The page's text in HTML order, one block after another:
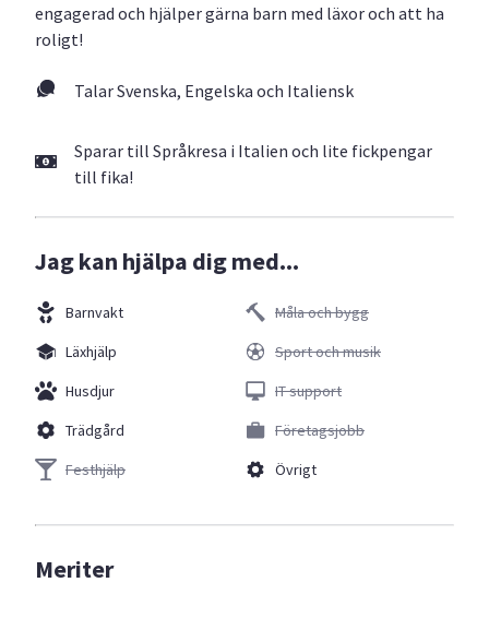
engagerad och hjälper gärna barn med läxor och att ha
roligt!
Talar Svenska, Engelska och Italiensk
Sparar till Språkresa i Italien och lite fickpengar
till fika!
Jag kan hjälpa dig med...
Barnvakt
Läxhjälp
Husdjur
Trädgård
Festhjälp
Måla och bygg
Sport och musik
IT support
Företagsjobb
Övrigt
Meriter